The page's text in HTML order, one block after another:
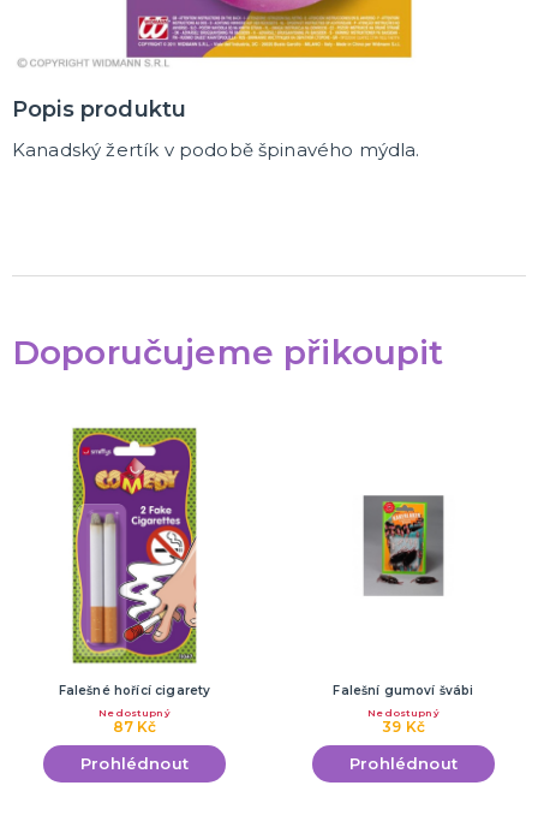
Popis produktu
Kanadský žertík v podobě špinavého mýdla.
Doporučujeme přikoupit
Falešné hořící cigarety
87 Kč
Nedostupný
Prohlédnout
Falešní gumoví švábi
39 Kč
Nedostupný
Prohlédnout